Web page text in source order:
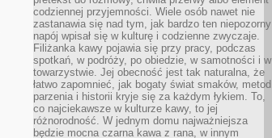
codziennej przyjemności. Wiele osób nawet nie
zastanawia się nad tym, jak bardzo ten niepozorny
napój wpisał się w kulturę i codzienne zwyczaje.
Filiżanka kawy pojawia się przy pracy, podczas
spotkań, w podróży, po obiedzie, w samotności i w
towarzystwie. Jej obecność jest tak naturalna, że
łatwo zapomnieć, jak bogaty świat smaków, metod
parzenia i historii kryje się za każdym łykiem. To,
co najciekawsze w kulturze kawy, to jej
różnorodność. W jednym domu najważniejsza
będzie mocna czarna kawa z rana, w innym